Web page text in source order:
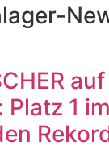
auf
Platz 1